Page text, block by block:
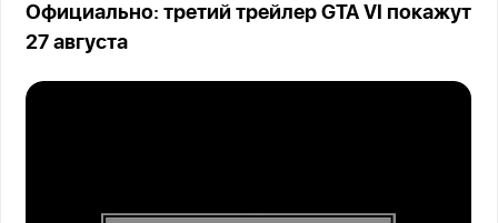
Официально: третий трейлер GTA VI покажут
27 августа